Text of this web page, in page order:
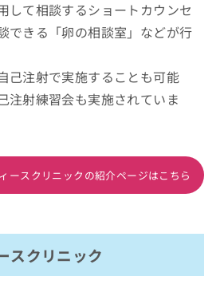
して相談するショートカウンセ
できる「卵の相談室」などが行
己注射で実施することも可能
注射練習会も実施されていま
ースクリニックの紹介ページはこちら
スクリニック